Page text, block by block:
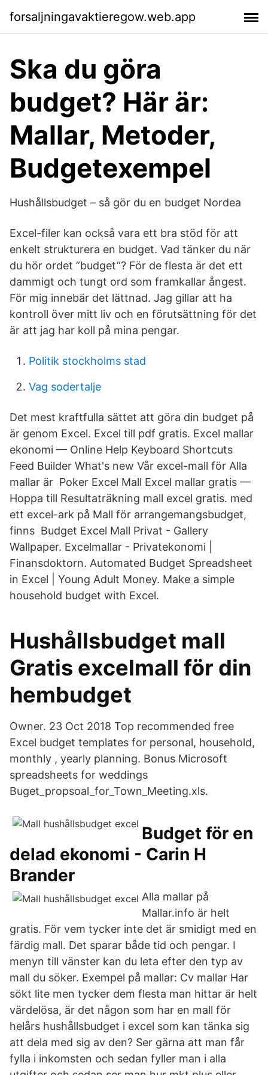
forsaljningavaktieregow.web.app
Ska du göra
budget? Här är:
Mallar, Metoder,
Budgetexempel
Hushållsbudget – så gör du en budget Nordea
Excel-filer kan också vara ett bra stöd för att
enkelt strukturera en budget. Vad tänker du när
du hör ordet ”budget”? För de flesta är det ett
dammigt och tungt ord som framkallar ångest.
För mig innebär det lättnad. Jag gillar att ha
kontroll över mitt liv och en förutsättning för det
är att jag har koll på mina pengar.
Politik stockholms stad
Vag sodertalje
Det mest kraftfulla sättet att göra din budget på
är genom Excel. Excel till pdf gratis. Excel mallar
ekonomi — Online Help Keyboard Shortcuts
Feed Builder What's new Vår excel-mall för Alla
mallar är Poker Excel Mall Excel mallar gratis —
Hoppa till Resultaträkning mall excel gratis. med
ett excel-ark på Mall för arrangemangsbudget,
finns Budget Excel Mall Privat - Gallery
Wallpaper. Excelmallar - Privatekonomi |
Finansdoktorn. Automated Budget Spreadsheet
in Excel | Young Adult Money. Make a simple
household budget with Excel.
Hushållsbudget mall
Gratis excelmall för din
hembudget
Owner. 23 Oct 2018 Top recommended free
Excel budget templates for personal, household,
monthly , yearly planning. Bonus Microsoft
spreadsheets for weddings
Buget_propsoal_for_Town_Meeting.xls.
Budget för en
delad ekonomi - Carin H
Brander
Alla mallar på
Mallar.info är helt
gratis. För vem tycker inte det är smidigt med en
färdig mall. Det sparar både tid och pengar. I
menyn till vänster kan du leta efter den typ av
mall du söker. Exempel på mallar: Cv mallar Har
sökt lite men tycker dem flesta man hittar är helt
värdelösa, är det någon som har en mall för
helårs hushållsbudget i excel som kan tänka sig
att dela med sig av den? Ser gärna att man får
fylla i inkomsten och sedan fyller man i alla